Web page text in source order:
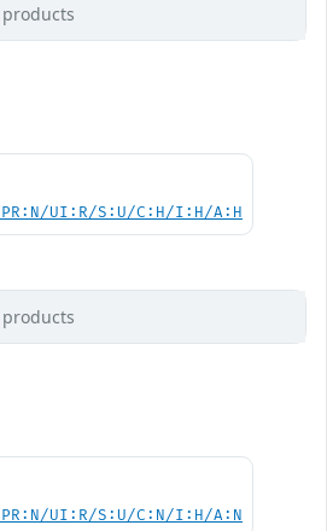
UI:R/S:U/C:H/I:H/A:H
UI:R/S:U/C:N/I:H/A:N